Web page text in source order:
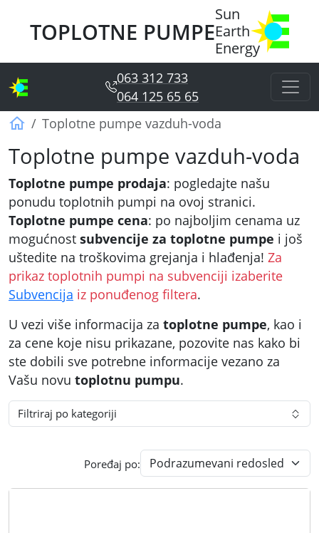
Sun
Earth
Energy
TOPLOTNE PUMPE
063 312 733
064 125 65 65
Sun Earth Energy
Toplotne pumpe vazduh-voda
Toplotne pumpe vazduh-voda
Toplotne pumpe prodaja: pogledajte našu
ponudu toplotnih pumpi na ovoj stranici.
Toplotne pumpe cena: po najboljim cenama uz
mogućnost subvencije za toplotne pumpe i još
uštedite na troškovima grejanja i hlađenja! Za
prikaz toplotnih pumpi na subvenciji izaberite
Subvencija iz ponuđenog filtera.
U vezi više informacija za toplotne pumpe, kao i
za cene koje nisu prikazane, pozovite nas kako bi
ste dobili sve potrebne informacije vezano za
Vašu novu toplotnu pumpu.
Filtriraj po kategoriji
Poređaj po: